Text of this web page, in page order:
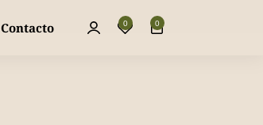
La mejor piparra dulce y fresca, directa a
Contacto 0 0